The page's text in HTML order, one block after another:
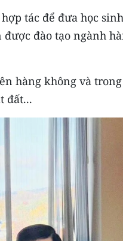
tác để đưa học sinh
đào tạo ngành
hàng không và trong
đất...